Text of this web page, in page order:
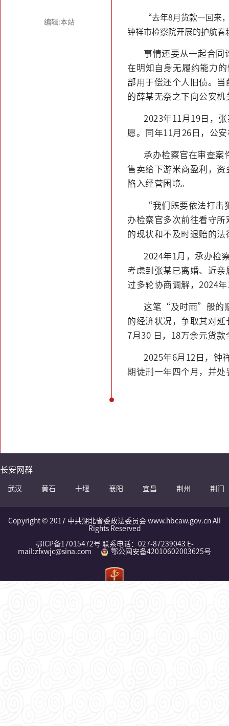
编辑:本站
“去年8月货款一回来
钟祥市检察院开展的护航春
事情还要从一起合同
在明知自身无履约能力
部用于偿还个人旧债。
的薛某无奈之下向公安机
2023年11月19日，
愿。同年11月26日，公
承办检察官在审查案
售卖给下游米商盈利，
陷入经营困境。
“我们既要依法打击
办检察官多次前往看守
的现状和不及时退赔的
2024年1月，承办检
考虑到张某已离婚、近
过多轮协商调解，2024
这笔“及时雨”般的
的经济状况，争取其对
7月30 日，18万余元货款
2025年6月12日，钟
期徒刑一年四个月，并
长安网群
武汉 黄石 十堰 襄阳 宜昌 荆州 荆门
Copyright © 2017 中共湖北省委政法委员会 www.hbcaw.gov.cn All
Rights Reserved
鄂ICP备17015472号 联系电话：027-87239043 E-
mail:zfxwjc@sina.com
鄂公网安备42010602003625号